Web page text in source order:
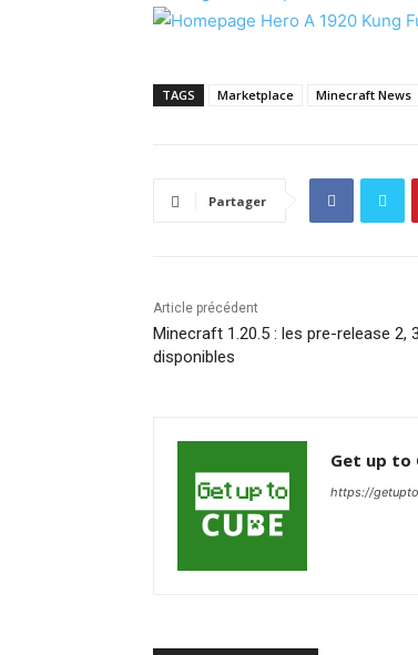
TAGS Marketplace Minecraft News
Partager
Article précédent
Minecraft 1.20.5 : les pre-release 2,
disponibles
Get up to
https://